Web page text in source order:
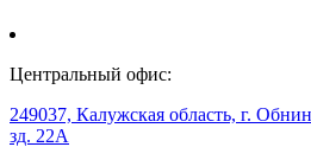
Центральный офис:
249037, Калужская область, г.
зд. 22А